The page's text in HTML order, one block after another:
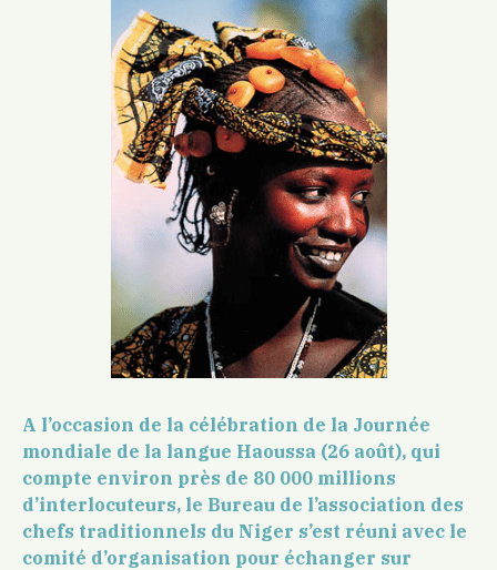
A l’occasion de la célébration de la Journée
mondiale de la langue Haoussa (26 août), qui
compte environ près de 80 000 millions
d’interlocuteurs, le Bureau de l’association des
chefs traditionnels du Niger s’est réuni avec le
comité d’organisation pour échanger sur